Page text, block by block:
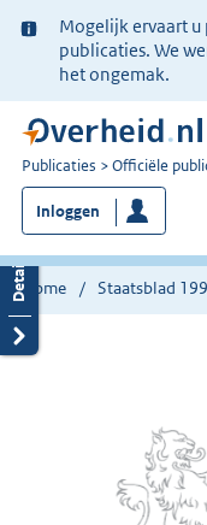
Ter
informatie:
Mogelijk ervaart
publicaties. We
het ongemak.
U
bent
nu
hier:
Publicaties Officiële
Inloggen
Home Staatsblad